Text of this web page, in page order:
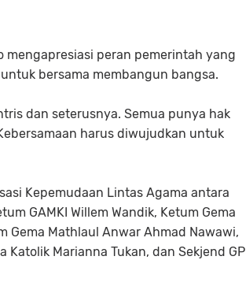
mengapresiasi peran pemerintah yang
bersama membangun bangsa.
dan seterusnya. Semua punya hak
harus diwujudkan untuk
Kepemudaan Lintas Agama antara
GAMKI Willem Wandik, Ketum Gema
Gema Mathlaul Anwar Ahmad Nawawi,
Katolik Marianna Tukan, dan Sekjend GP